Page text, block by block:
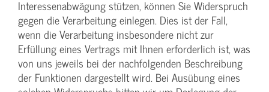
Interessenabwägung stützen, können Sie Widerspruch
gegen die Verarbeitung einlegen. Dies ist der Fall,
wenn die Verarbeitung insbesondere nicht zur
Erfüllung eines Vertrags mit Ihnen erforderlich ist, was
von uns jeweils bei der nachfolgenden Beschreibung
der Funktionen dargestellt wird. Bei Ausübung eines